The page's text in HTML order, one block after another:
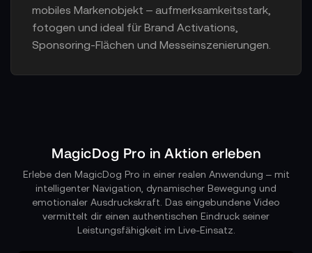
mobiles Markenobjekt – aufmerksamkeitsstark,
fotogen und ideal für Brand Activations,
Sponsoring-Flächen und Messeinszenierungen.
MagicDog Pro in Aktion erleben
Erlebe den MagicDog Pro in einer realen Anwendung – mit
intelligenter Navigation, dynamischer Bewegung und
emotionaler Ausdruckskraft. Das eingebundene Video
vermittelt dir einen authentischen Eindruck seiner
Leistungsfähigkeit im Live-Einsatz.